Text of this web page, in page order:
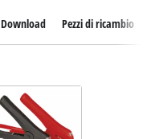
Download Pezzi di ricambio